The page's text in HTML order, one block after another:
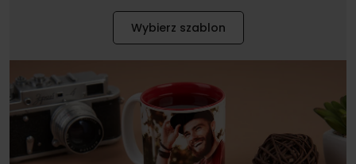
Wybierz szablon